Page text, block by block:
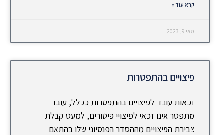
קרא עוד »
מאי 9, 2023
פיצויים בהתפטרות
זכאות עובד לפיצויים בהתפטרות ככלל, עובד
מתפטר אינו זכאי לפיצויי פיטורים, למעט קבלת
צבירת הפיצויים מההסדר הפנסיוני שלו בהתאם